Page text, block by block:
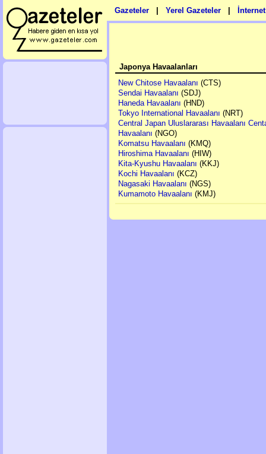
Gazeteler Yerel Gazeteler
Japonya Havaalanları
New Chitose Havaalanı (CTS)
Sendai Havaalanı (SDJ)
Haneda Havaalanı (HND)
Tokyo International Havaalanı (NRT)
Central Japan Uluslararası Havaalanı
Havaalanı (NGO)
Komatsu Havaalanı (KMQ)
Hiroshima Havaalanı (HIW)
Kita-Kyushu Havaalanı (KKJ)
Kochi Havaalanı (KCZ)
Nagasaki Havaalanı (NGS)
Kumamoto Havaalanı (KMJ)